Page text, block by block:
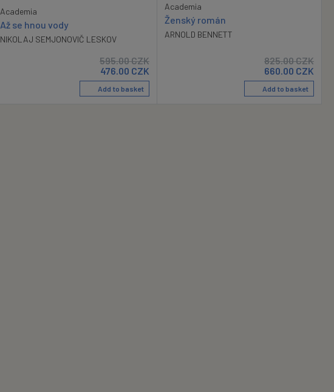
Academia
Až se hnou vody
NIKOLAJ SEMJONOVIČ LESKOV
595.00CZK
476.00 CZK
Add to basket
Academia
Ženský román
ARNOLD BENNETT
825.00CZK
660.00 CZK
Add to basket